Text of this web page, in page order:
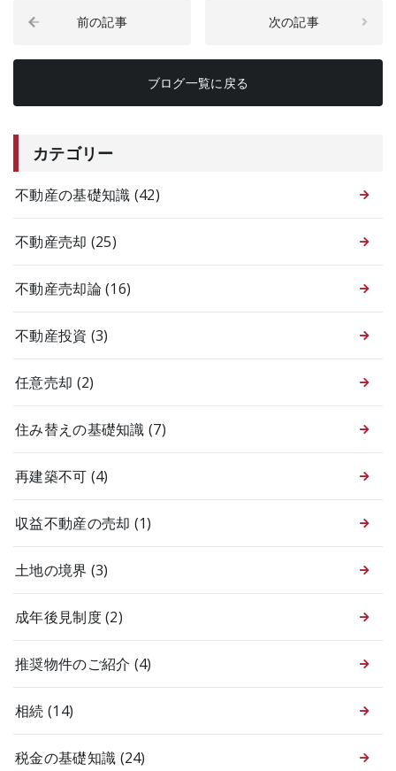
前の記事 次の記事
ブログ一覧に戻る
カテゴリー
不動産の基礎知識 (42)
不動産売却 (25)
不動産売却論(16)
不動産投資 (3)
任意売却 (2)
住み替えの基礎知識(7)
再建築不可 (4)
収益不動産の売却 (1)
土地の境界 (3)
成年後見制度(2)
推奨物件のご紹介 (4)
相続 (14)
税金の基礎知識 (24)